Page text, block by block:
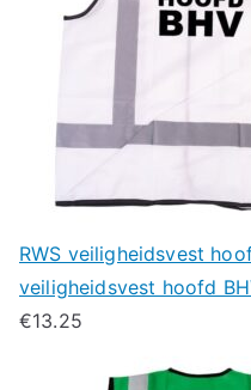
RWS veiligheidsvest
veiligheidsvest hoofd
€13.25